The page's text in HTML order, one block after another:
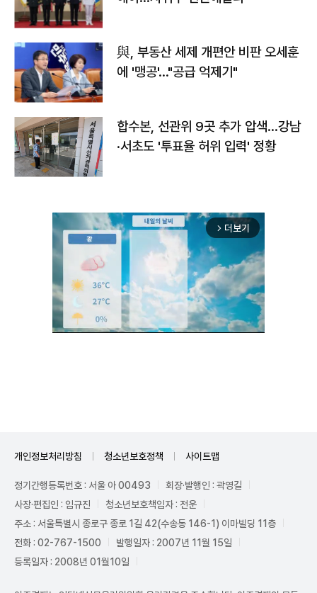
與, 부동산 세제 개편안 비판 오세훈
에 '맹공'…"공급 억제기"
합수본, 선관위 9곳 추가 압색…강남
·서초도 '투표율 허위 입력' 정황
arrow_forward_ios 더보기
개인정보처리방침 청소년보호정책 사이트맵
정기간행등록번호 : 서울 아 00493
회장·발행인 : 곽영길
사장·편집인 : 임규진
청소년보호책임자 : 전운
주소 : 서울특별시 종로구 종로 1길 42(수송동 146-1) 이마빌딩 11층
전화 : 02-767-1500
발행일자 : 2007년 11월 15일
등록일자 : 2008년 01월10일